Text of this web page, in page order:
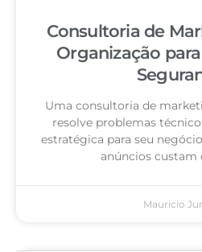
Consultoria de
Organização
Uma consultoria de
resolve problemas
estratégica para seu
anúncios custam
Mauricio